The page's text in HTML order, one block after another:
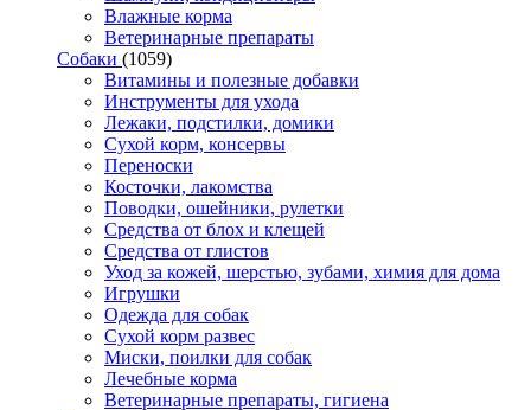
Влажные корма
Ветеринарные препараты
Собаки (1059)
Витамины и полезные добавки
Инструменты для ухода
Лежаки, подстилки, домики
Сухой корм, консервы
Переноски
Косточки, лакомства
Поводки, ошейники, рулетки
Средства от блох и клещей
Средства от глистов
Уход за кожей, шерстью, зубами, химия для дома
Игрушки
Одежда для собак
Сухой корм развес
Миски, поилки для собак
Лечебные корма
Ветеринарные препараты, гигиена